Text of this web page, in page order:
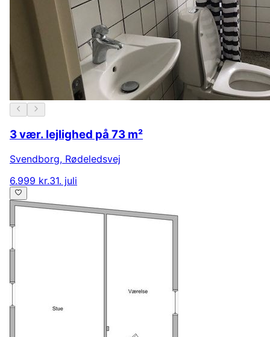
3 vær. lejlighed på 73 m²
Svendborg, Rødeledsvej
6.999 kr.31. juli